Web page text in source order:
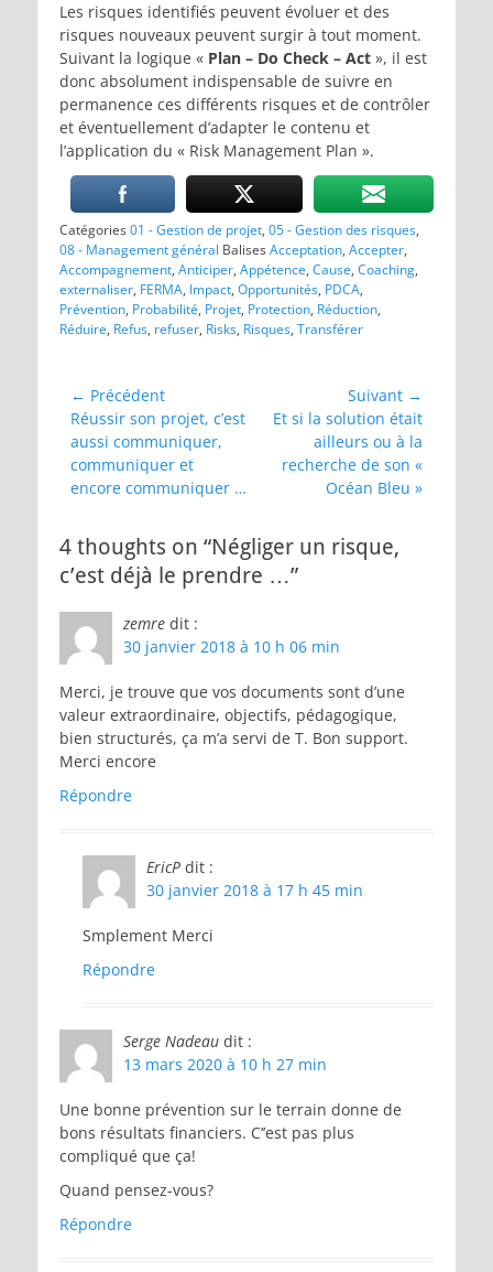
Les risques identifiés peuvent évoluer et des
risques nouveaux peuvent surgir à tout moment.
Suivant la logique « Plan – Do Check – Act », il est
donc absolument indispensable de suivre en
permanence ces différents risques et de contrôler
et éventuellement d’adapter le contenu et
l’application du « Risk Management Plan ».
Catégories01 - Gestion de projet, 05 - Gestion des risques,
08 - Management général BalisesAcceptation, Accepter,
Accompagnement, Anticiper, Appétence, Cause, Coaching,
externaliser, FERMA, Impact, Opportunités, PDCA,
Prévention, Probabilité, Projet, Protection, Réduction,
Réduire, Refus, refuser, Risks, Risques, Transférer
Navigation
de
l’article
← Précédent
Article
précédent :
Réussir son projet, c’est
aussi communiquer,
communiquer et
encore communiquer …
Suivant →
ArticleEt si la solution était
ailleurs ou à la
recherche de son «
Océan Bleu »
4 thoughts on “Négliger un risque,
c’est déjà le prendre …”
zemre dit :
30 janvier 2018 à 10 h 06 min
Merci, je trouve que vos documents sont d’une
valeur extraordinaire, objectifs, pédagogique,
bien structurés, ça m’a servi de T. Bon support.
Merci encore
Répondre
EricP dit :
30 janvier 2018 à 17 h 45 min
Smplement Merci
Répondre
Serge Nadeau dit :
13 mars 2020 à 10 h 27 min
Une bonne prévention sur le terrain donne de
bons résultats financiers. C’’est pas plus
compliqué que ça!
Quand pensez-vous?
Répondre